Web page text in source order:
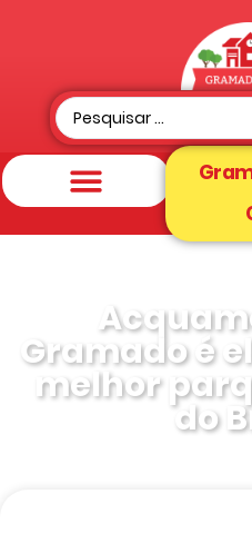
Gramado é
melhor
do